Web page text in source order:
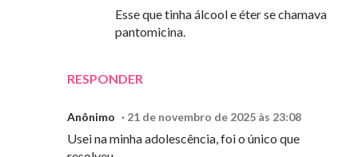
RESPONDER
Esse que tinha álcool e éter se chamava
pantomicina.
Anônimo 21 de novembro de 2025 às 23:08
Usei na minha adolescência, foi o único que